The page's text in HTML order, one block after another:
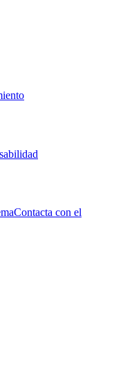
Contacta con el